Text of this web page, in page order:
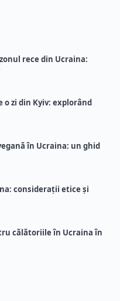
rece din Ucraina:
o zi din Kyiv: explorând
în Ucraina: un ghid
considerații etice și
călătoriile în Ucraina în